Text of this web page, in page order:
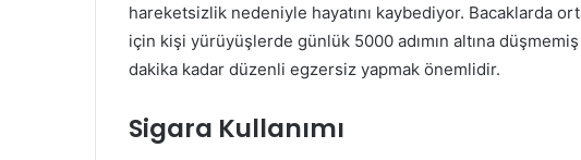
hareketsizlik nedeniyle hayatını kaybediyor. Bacaklarda
için kişi yürüyüşlerde günlük 5000 adımın altına
dakika kadar düzenli egzersiz yapmak önemlidir.
Sigara Kullanımı